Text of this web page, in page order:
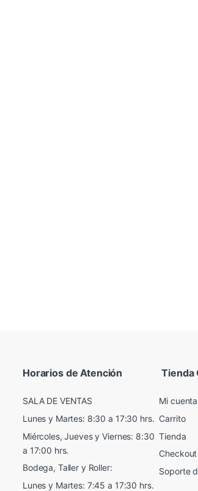
Horarios de Atención
SALA DE VENTAS
Lunes y Martes: 8:30 a 17:30 hrs.
Miércoles, Jueves y Viernes: 8:30
a 17:00 hrs.
Bodega, Taller y Roller:
Lunes y Martes: 7:45 a 17:30 hrs.
Tienda
Mi cuenta
Carrito
Tienda
Checkout
Soporte